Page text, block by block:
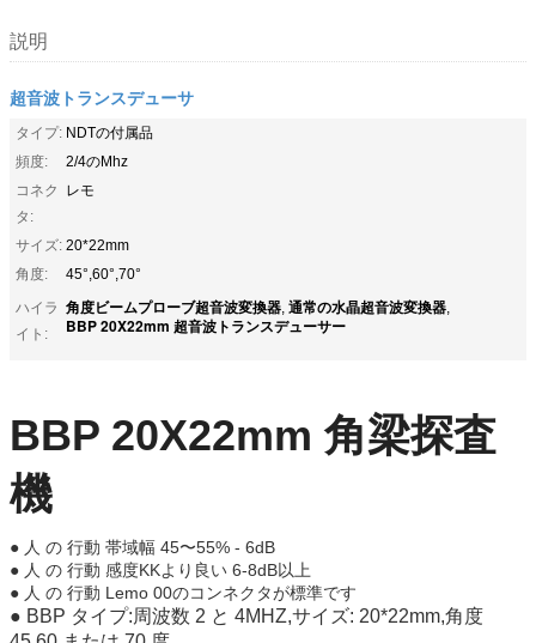
説明
超音波トランスデューサ
タイプ: NDTの付属品
頻度:
2/4のMhz
コネク
タ:
レモ
サイズ: 20*22mm
角度:
45°,60°,70°
ハイラ
イト:
角度ビームプローブ超音波変換器, 通常の水晶超音波変換器,
BBP 20X22mm 超音波トランスデューサー
BBP 20X22mm 角梁探査
機
● 人 の 行動 帯域幅 45〜55% - 6dB
● 人 の 行動 感度KKより良い 6-8dB以上
● 人 の 行動 Lemo 00のコンネクタが標準です
● BBP タイプ:周波数 2 と 4MHZ,サイズ: 20*22mm,角度